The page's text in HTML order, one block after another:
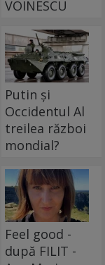
VOINESCU
Putin și
Occidentul Al
treilea război
mondial?
Feel good -
după FILIT -